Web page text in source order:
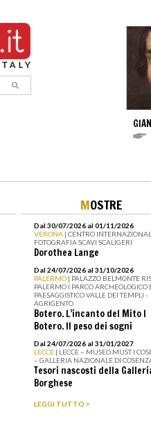
MOSTRE
Dal 30/07/2026 al 01/11/2026
VERONA | CENTRO
FOTOGRAFIA SCAVI SCALIGERI
Dorothea Lange
Dal 24/07/2026 al 31/10/2026
PALERMO | PALAZZO BELMONTE
PALERMO I PARCO ARCHEOLOGICO
PAESAGGISTICO VALLE DEI TEMPLI -
AGRIGENTO
Botero. L’incanto del Mito I
Botero. Il peso dei sogni
Dal 24/07/2026 al 31/01/2027
LECCE | LECCE – MUSEO MUST I
– GALLERIA NAZIONALE DI
Tesori nascosti della
Borghese
LEGGI TUTTO >